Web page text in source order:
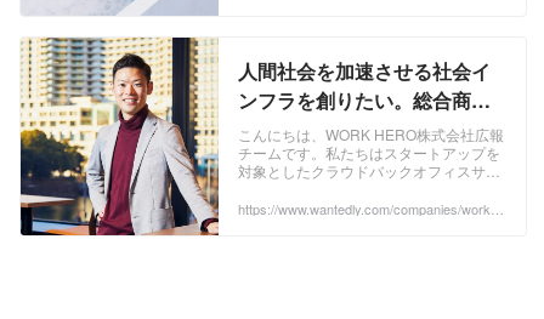
人間社会を加速させる社会イ
ンフラを創りたい。総合商
社、大手医療ベンチャーを経
てスタートアップを立ち上げ
た理由 | WORK HERO株式会
社
こんにちは、WORK HERO株式会社広報
チームです。私たちはスタートアップを
対象としたクラウドバックオフィスサー
す。 スタートアップ経営者が、向き合う
https://www.wantedly.com/companies/workhe